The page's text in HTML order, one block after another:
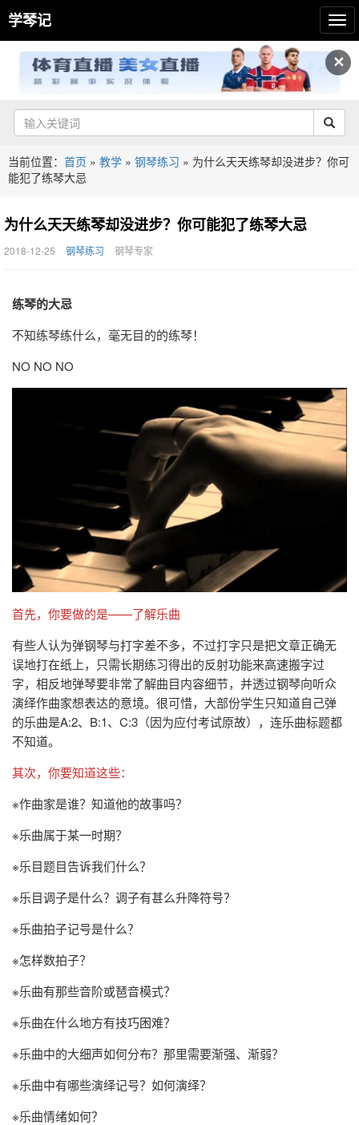
✕
学琴记
当前位置： 首页 » 教学 » 钢琴练习 » 为什么天天练琴却没进步？你可
能犯了练琴大忌
为什么天天练琴却没进步？你可能犯了练琴大忌
2018-12-25 钢琴练习 钢琴专家
练琴的大忌
不知练琴练什么，毫无目的的练琴！
NO NO NO
首先，你要做的是——了解乐曲
有些人认为弹钢琴与打字差不多，不过打字只是把文章正确无
误地打在纸上，只需长期练习得出的反射功能来高速搬字过
字，相反地弹琴要非常了解曲目内容细节，并透过钢琴向听众
演绎作曲家想表达的意境。很可惜，大部份学生只知道自己弹
的乐曲是A:2、B:1、C:3（因为应付考试原故），连乐曲标题都
不知道。
其次，你要知道这些：
※作曲家是谁？知道他的故事吗？
※乐曲属于某一时期？
※乐目题目告诉我们什么？
※乐目调子是什么？调子有甚么升降符号？
※乐曲拍子记号是什么？
※怎样数拍子？
※乐曲有那些音阶或琶音模式？
※乐曲在什么地方有技巧困难？
※乐曲中的大细声如何分布？那里需要渐强、渐弱？
※乐曲中有哪些演绎记号？如何演绎？
※乐曲情绪如何？